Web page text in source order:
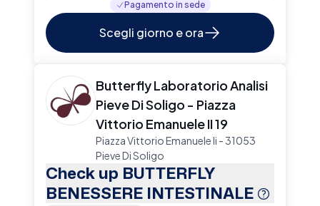
Pagamento in sede
Scegli giorno e ora
Butterfly Laboratorio Analisi
Pieve Di Soligo - Piazza
Vittorio Emanuele II 19
Piazza Vittorio Emanuele Ii - 31053
Pieve Di Soligo
Check up BUTTERFLY
BENESSERE INTESTINALE